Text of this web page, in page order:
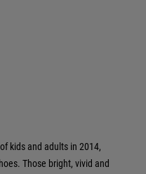
kids and adults in 2014,
Those bright, vivid and